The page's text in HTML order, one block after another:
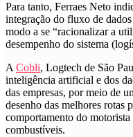
Para tanto, Ferraes Neto
integração do fluxo de
modo a se “racionalizar a
desempenho do sistema
ACobli, Logtech de São
inteligência artificial e dos
das empresas, por meio de
desenho das melhores rotas
comportamento do motorista
combustíveis.